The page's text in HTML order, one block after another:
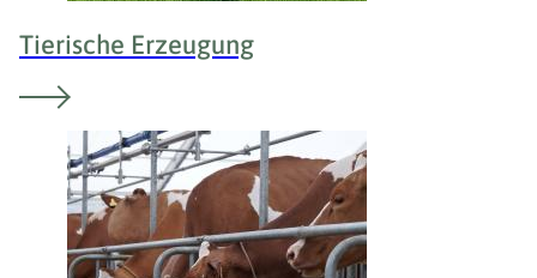
Tierische Erzeugung